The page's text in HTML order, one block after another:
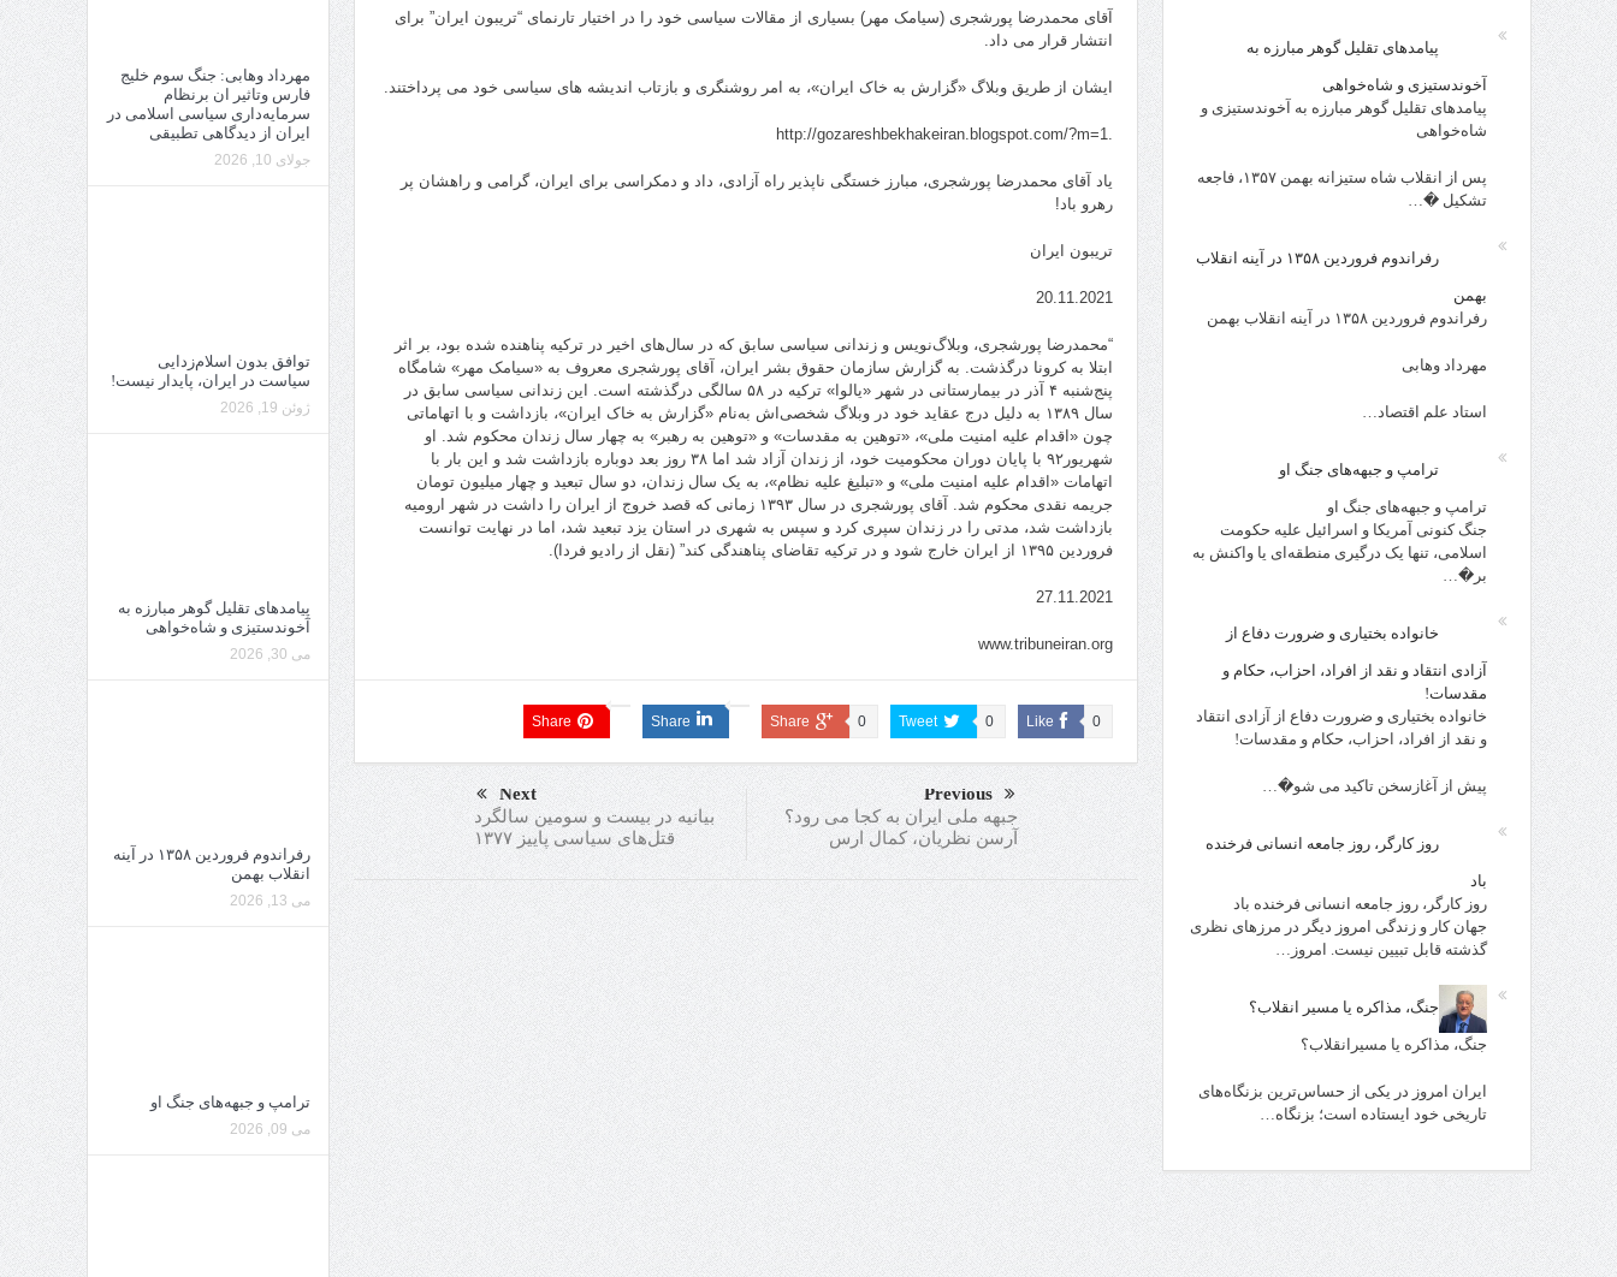
آقای محمدرضا پورشجری (سیامک مهر) بسیاری از مقالات سیاسی خود را در اختیار تارنمای “تریبون ایران” برای
انتشار قرار می داد.
ایشان از طریق وبلاگ «گزارش به خاک ایران»، به امر روشنگری و بازتاب اندیشه های سیاسی خود می پرداختند.
.http://gozareshbekhakeiran.blogspot.com/?m=1
یاد آقای محمدرضا پورشجری، مبارز خستگی ناپذیر راه آزادی، داد و دمکراسی برای ایران، گرامی و راهشان پر
رهرو باد!
تریبون ایران
20.11.2021
“محمدرضا پورشجری، وبلاگ‌نویس و زندانی سیاسی سابق که در سال‌های اخیر در ترکیه پناهنده شده بود، بر اثر
ابتلا به کرونا درگذشت. به گزارش سازمان حقوق بشر ایران، آقای پورشجری معروف به «سیامک مهر» شامگاه
پنج‌شنبه ۴ آذر در بیمارستانی در شهر «یالوا» ترکیه در ۵۸ سالگی درگذشته است. این زندانی سیاسی سابق در
سال ۱۳۸۹ به دلیل درج عقاید خود در وبلاگ شخصی‌اش به‌نام «گزارش به خاک ایران»، بازداشت و با اتهاماتی
چون «اقدام علیه امنیت ملی»، «توهین به مقدسات» و «توهین به رهبر» به چهار سال زندان محکوم شد. او
شهریور۹۲ با پایان دوران محکومیت خود، از زندان آزاد شد اما ۳۸ روز بعد دوباره بازداشت شد و این بار با
اتهامات «اقدام علیه امنیت ملی» و «تبلیغ علیه نظام»، به یک سال زندان، دو سال تبعید و چهار میلیون تومان
جریمه نقدی محکوم شد. آقای پورشجری در سال ۱۳۹۳ زمانی که قصد خروج از ایران را داشت در شهر ارومیه
بازداشت شد، مدتی را در زندان سپری کرد و سپس به شهری در استان یزد تبعید شد، اما در نهایت توانست
فروردین ۱۳۹۵ از ایران خارج شود و در ترکیه تقاضای پناهندگی کند” (نقل از رادیو فردا).
27.11.2021
www.tribuneiran.org
Like 0
Tweet 0
Share 0
Share
Share
Previous
جبهه ملی ایران به کجا می رود؟
آرسن نظریان، کمال ارس
Next
بیانیه در بیست و سومین سالگرد
قتل­‌های سیاسی پاییز ۱۳۷۷
مهرداد وهابی: جنگ سوم خلیج
فارس وتاثیر ان برنظام
سرمایه‌داری سیاسی اسلامی در
ایران از دیدگاهی تطبیقی
جولای 10, 2026
توافق بدون اسلام‌زدایی
سیاست در ایران، پایدار نیست!
ژوئن 19, 2026
پیامدهای تقلیل گوهر مبارزه به
آخوندستیزی و شاه‌خواهی
می 30, 2026
رفراندوم فروردین ۱۳۵۸ در آینه
انقلاب بهمن
می 13, 2026
ترامپ و جبهه‌های جنگ او
می 09, 2026
پیامدهای تقلیل گوهر مبارزه به
آخوندستیزی و شاه‌خواهی
پیامدهای تقلیل گوهر مبارزه به آخوندستیزی و
شاه‌خواهی
پس از انقلاب شاه ستیزانه بهمن ۱۳۵۷، فاجعه
تشکیل �…
رفراندوم فروردین ۱۳۵۸ در آینه انقلاب
بهمن
رفراندوم فروردین ۱۳۵۸ در آینه انقلاب بهمن
مهرداد وهابی
استاد علم اقتصاد…
ترامپ و جبهه‌های جنگ او
ترامپ و جبهه‌های جنگ او
جنگ کنونی آمریکا و اسرائیل علیه حکومت
اسلامی، تنها یک درگیری منطقه‌ای یا واکنش به
بر�…
خانواده بختیاری و ضرورت دفاع از
آزادی انتقاد و نقد از افراد، احزاب، حکام و
مقدسات!
خانواده بختیاری و ضرورت دفاع از آزادی انتقاد
و نقد از افراد، احزاب، حکام و مقدسات!
پیش از آغازسخن تاکید می شو�…
روز کارگر، روز جامعه انسانی فرخنده
باد
روز کارگر، روز جامعه انسانی فرخنده باد
جهان کار و زندگی امروز دیگر در مرزهای نظری
گذشته قابل تبیین نیست. امروز…
جنگ، مذاکره یا مسیر انقلاب؟
جنگ، مذاکره یا مسیرانقلاب؟
ایران امروز در یکی از حساس‌ترین بزنگاه‌های
تاریخی خود ایستاده است؛ بزنگاه…